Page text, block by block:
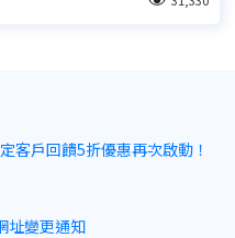
客戶回饋5折優惠再次啟動！
址變更通知